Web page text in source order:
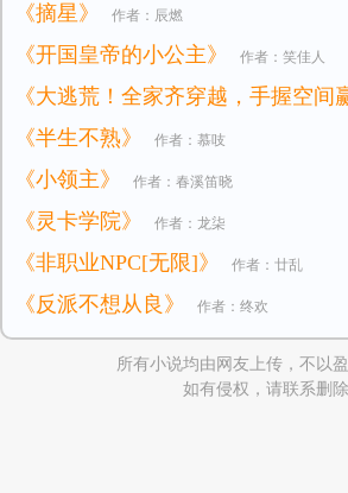
《摘星》 作者：辰燃
《开国皇帝的小公主》 作者：笑佳人
《大逃荒！全家齐穿越，手握空间
逃小公主
《半生不熟》 作者：慕吱
《小领主》 作者：春溪笛晓
《灵卡学院》 作者：龙柒
《非职业NPC[无限]》 作者：廿乱
《反派不想从良》 作者：终欢
所有小说均由网友上传，不以
如有侵权，请联系删除